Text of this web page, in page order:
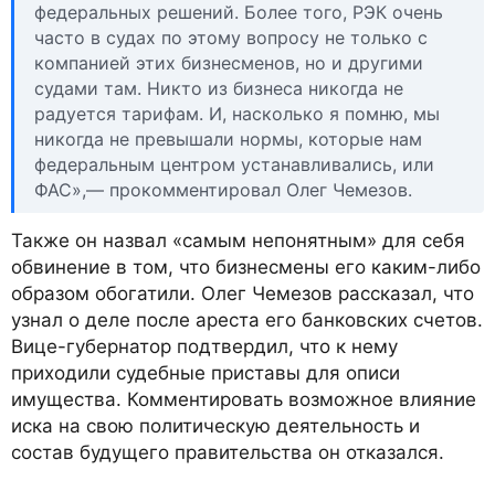
федеральных решений. Более того, РЭК очень
часто в судах по этому вопросу не только с
компанией этих бизнесменов, но и другими
судами там. Никто из бизнеса никогда не
радуется тарифам. И, насколько я помню, мы
никогда не превышали нормы, которые нам
федеральным центром устанавливались, или
ФАС»,— прокомментировал Олег Чемезов.
Также он назвал «самым непонятным» для себя
обвинение в том, что бизнесмены его каким-либо
образом обогатили. Олег Чемезов рассказал, что
узнал о деле после ареста его банковских счетов.
Вице-губернатор подтвердил, что к нему
приходили судебные приставы для описи
имущества. Комментировать возможное влияние
иска на свою политическую деятельность и
состав будущего правительства он отказался.